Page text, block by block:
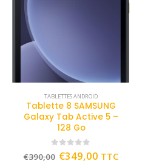
TABLETTES ANDROID
Tablette 8 SAMSUNG
Galaxy Tab Active 5 –
128 Go
out of 5
€390,00 €349,00 TTC